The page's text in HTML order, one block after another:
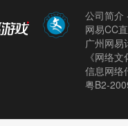
公司简介
网易CC
广州网
《网络
信息网络
粤B2-